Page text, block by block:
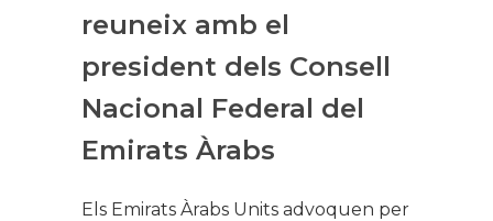
reuneix amb el
president dels Consell
Nacional Federal del
Emirats Àrabs
Els Emirats Àrabs Units advoquen per